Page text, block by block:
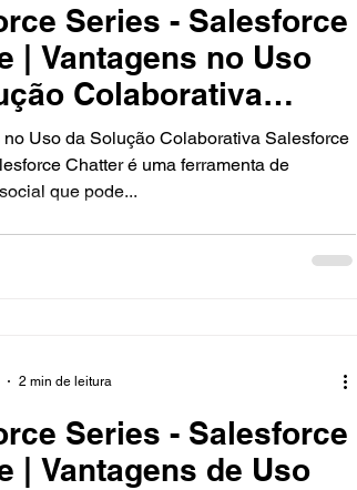
Series - Salesforce
| Vantagens no Uso
Colaborativa
Chatter
no Uso da Solução Colaborativa Salesforce
que pode...
Series - Salesforce
| Vantagens de Uso
2 min de leitura